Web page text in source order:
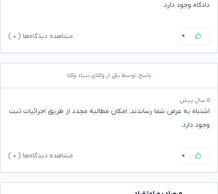
دادگاه وجود دارد.
۰ مشاهده دیدگاه‌ها ( ۰
پاسخ توسط یکی از وکلای بنیاد وکلا
۵ سال پیش
اشتباه به عرض شما رساندند، امکان مطالبه مجدد از طریق اجرائیات ثبت
وجود دارد.
۰ مشاهده دیدگاه‌ها ( ۰